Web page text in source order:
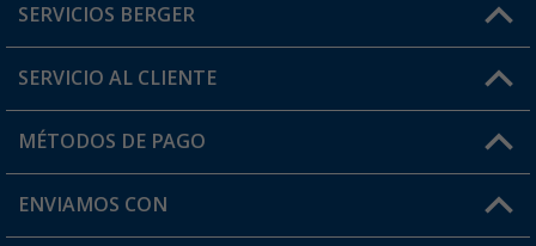
¿Tienes alguna duda?
SERVICIOS BERGER
Conviértete en distribuidor
Mi cuenta
Tarjeta Berger Digital
SERVICIO AL CLIENTE
FAQ y Contacto
Información de envío
MÉTODOS DE PAGO
ENVIAMOS CON